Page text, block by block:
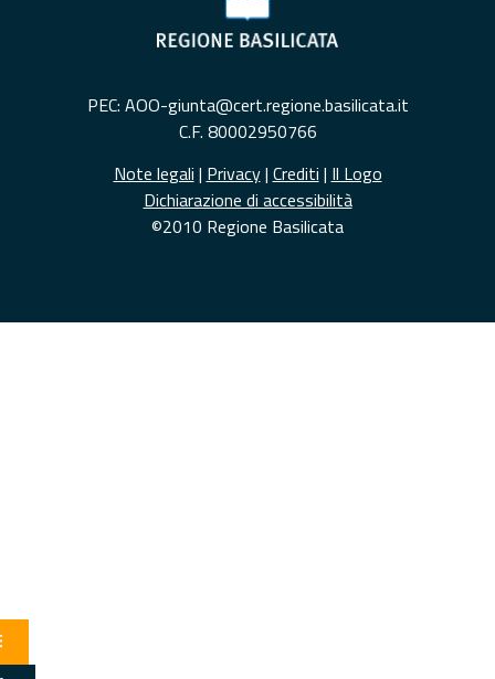
PEC: AOO-giunta@cert.regione.basilicata.it
C.F. 80002950766
Note legali | Privacy| Crediti | Il Logo
Dichiarazione di accessibilità
©2010 Regione Basilicata